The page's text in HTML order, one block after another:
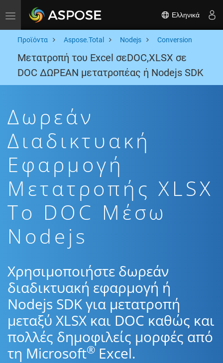
Toggle navigation Ελληνικά
Προϊόντα Aspose.Total Nodejs Conversion
Μετατροπή του Excel σεDOC,XLSX σε
DOC ΔΩΡΕΑΝ μετατροπέας ή Nodejs SDK
Δωρεάν
Διαδικτυακή
Εφαρμογή
Μετατροπής XLSX
To DOC Μέσω
Nodejs
Χρησιμοποιήστε δωρεάν
διαδικτυακή εφαρμογή ή
Nodejs SDK για μετατροπή
μεταξύ XLSX και DOC καθώς και
πολλές δημοφιλείς μορφές από
τη Microsoft® Excel.